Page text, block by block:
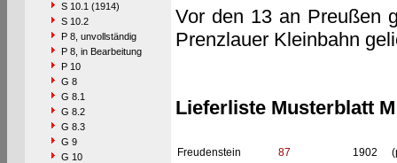
S 10.1 (1914)
S 10.2
P 8, unvollständig
P 8, in Bearbeitung
P 10
G 8
G 8.1
G 8.2
G 8.3
G 9
G 10
Vor den 13 an Preußen
Prenzlauer Kleinbahn
Lieferliste Musterblatt
Freudenstein 87 1902